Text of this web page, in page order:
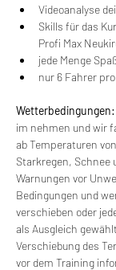
Videoanalyse
Skills für das
Profi Max
jede Menge
nur 6 Fahrer
Wetterbedingungen:
im nehmen und wir
ab Temperaturen
Starkregen, Schnee
Warnungen vor
Bedingungen und
verschieben oder
als Ausgleich
Verschiebung des
vor dem Training